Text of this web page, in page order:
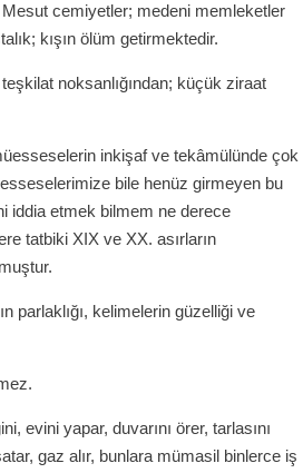
Mesut cemiyetler; medeni memleketler
kışın ölüm getirmektedir.
noksanlığından; küçük ziraat
inkişaf ve tekâmülünde çok
bile henüz girmeyen bu
iddia etmek bilmem ne derece
tatbiki XIX ve XX. asırların
parlaklığı, kelimelerin güzelliği ve
evini yapar, duvarını örer, tarlasını
gaz alır, bunlara mümasil binlerce iş